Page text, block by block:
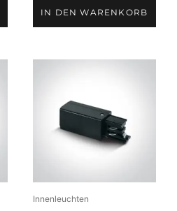
IN DEN WARENKORB
Innenleuchten